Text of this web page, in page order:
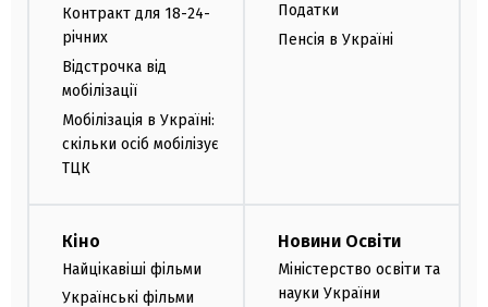
Контракт для 18-24-
річних
Відстрочка від
мобілізації
Мобілізація в Україні:
скільки осіб мобілізує
ТЦК
Податки
Пенсія в Україні
Кіно
Найцікавіші фільми
Українські фільми
Новини Освіти
Міністерство освіти та
науки України